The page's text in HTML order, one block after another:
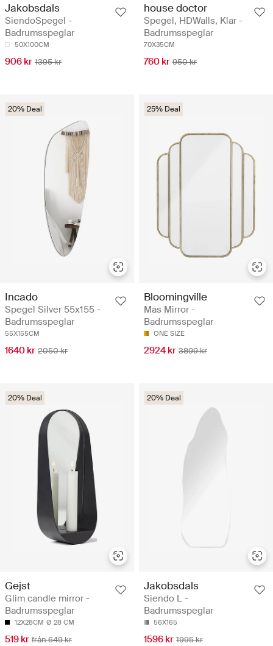
Jakobsdals
SiendoSpegel -
Badrumsspeglar
50X100CM
906 kr 1395 kr
house doctor
Spegel, HDWalls, Klar -
Badrumsspeglar
70X35CM
760 kr 950 kr
20% Deal
Incado
Spegel Silver 55x155 -
Badrumsspeglar
55X155CM
1640 kr 2050 kr
25% Deal
Bloomingville
Mas Mirror -
Badrumsspeglar
ONE SIZE
2924 kr 3899 kr
20% Deal
Gejst
Glim candle mirror -
Badrumsspeglar
12X28CM Ø 28 CM
519 kr från 649 kr
20% Deal
Jakobsdals
Siendo L -
Badrumsspeglar
56X165
1596 kr 1995 kr